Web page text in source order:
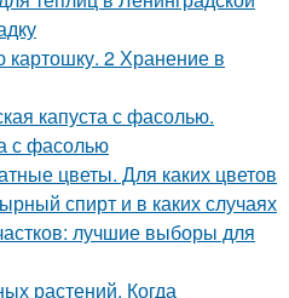
картошку. 2 Хранение в
капуста с фасолью.
с фасолью
цветы. Для каких цветов
спирт и в каких случаях
лучшие выборы для
растений. Когда